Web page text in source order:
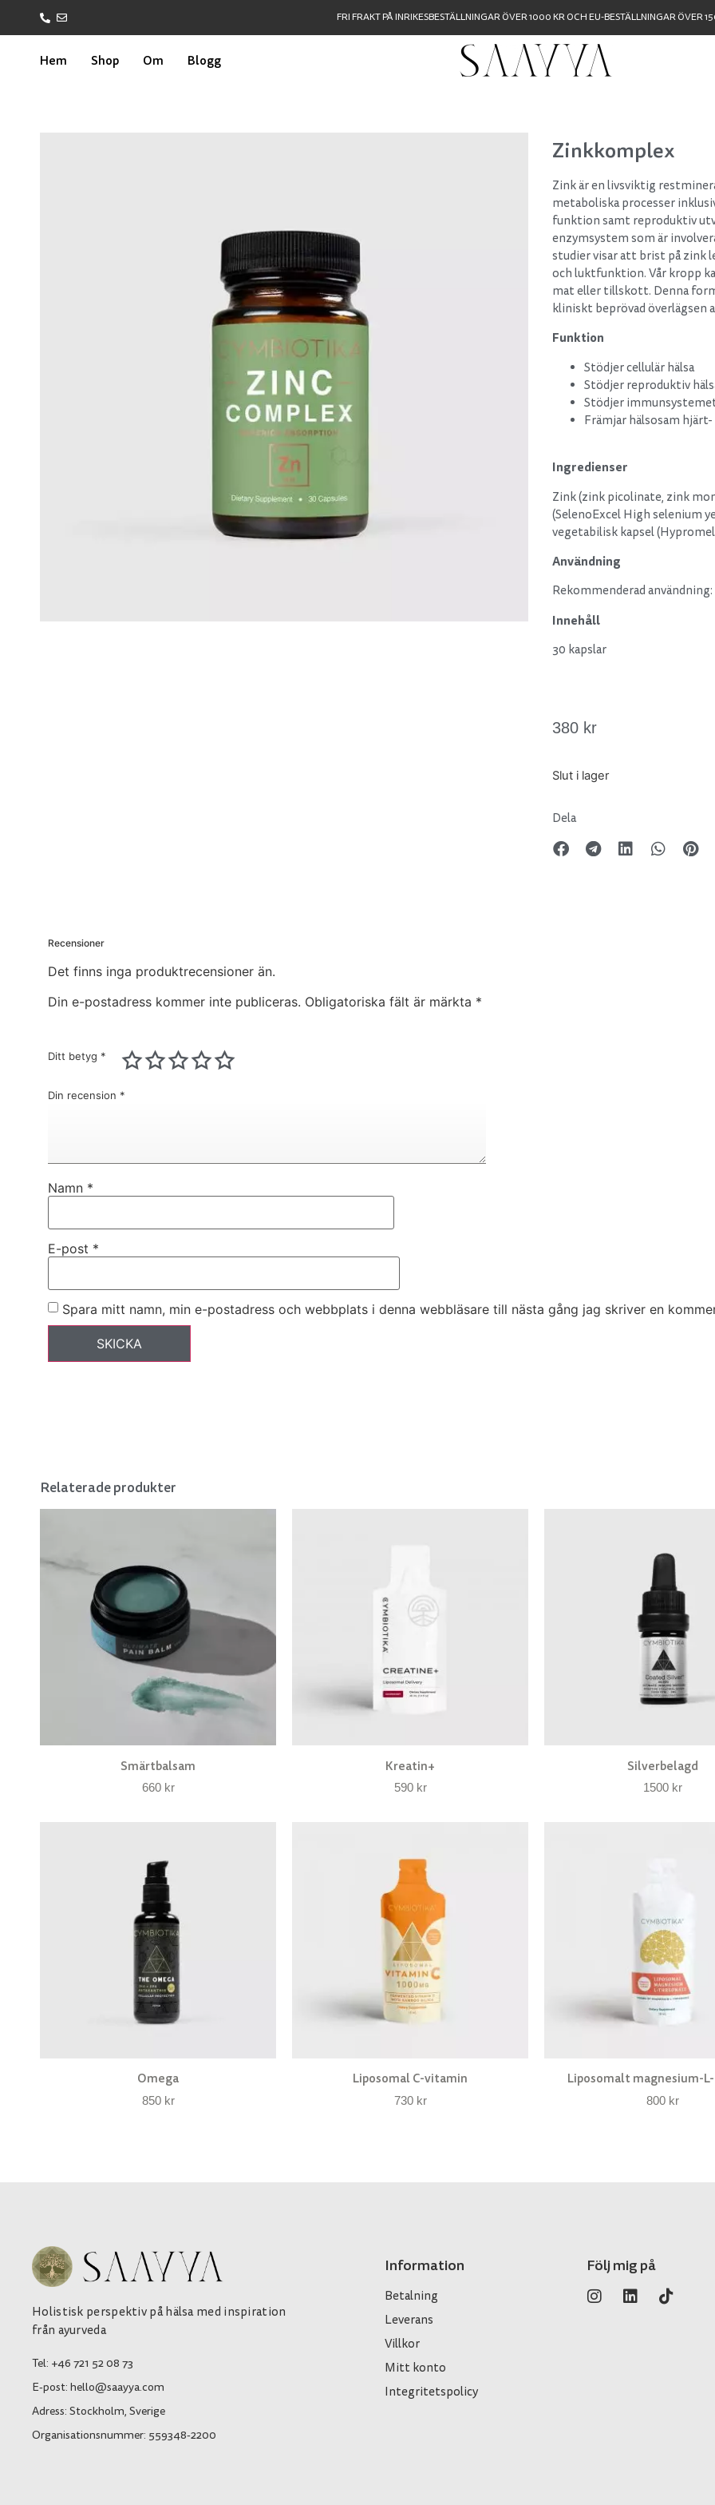
FRI FRAKT PÅ INRIKESBESTÄLLNINGAR ÖVER 1000 KR OCH EU-BESTÄLLNINGAR ÖVER
Hem Shop Om Blogg
Zinkkomplex
Zink är en livsviktig
metaboliska processer
funktion samt reproduktiv
enzymsystem som är
studier visar att brist på zink
och luktfunktion. Vår kropp
mat eller tillskott. Denna
kliniskt beprövad överlägsen
Funktion
Stödjer cellulär hälsa
Stödjer reproduktiv
Stödjer
Främjar hälsosam
Ingredienser
Zink (zink picolinate, zink
(SelenoExcel High selenium
vegetabilisk kapsel
Användning
Rekommenderad
Innehåll
30 kapslar
380 kr
Slut i lager
Dela
Recensioner
Det finns inga produktrecensioner än.
Din e-postadress kommer inte publiceras. Obligatoriska fält är märkta *
Ditt betyg *
Din recension *
Namn *
E-post *
Spara mitt namn, min e-postadress och webbplats i denna webbläsare till nästa gång jag skriver en
Relaterade produkter
Smärtbalsam
660 kr
Kreatin+
590 kr
Silverbelagd
1500 kr
Omega
850 kr
Liposomal C-vitamin
730 kr
Liposomalt magnesium-
800 kr
Holistisk perspektiv på hälsa med inspiration
från ayurveda
Tel: +46 721 52 08 73
E-post: hello@saayya.com
Adress: Stockholm, Sverige
Organisationsnummer: 559348-2200
Information
Betalning
Leverans
Villkor
Mitt konto
Integritetspolicy
Följ mig på